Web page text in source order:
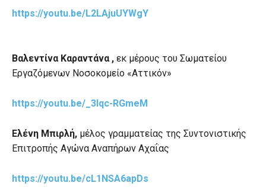
https://youtu.be/L2LAjuUYWgY
Βαλεντίνα Καραντάνα , εκ μέρους του Σωματείου
Εργαζόμενων Νοσοκομείο «Αττικόν»
https://youtu.be/_3Iqc-RGmeM
Ελένη Μπιρλή, μέλος γραμματείας της Συντονιστικής
Επιτροπής Αγώνα Αναπήρων Αχαΐας
https://youtu.be/cL1NSA6apDs